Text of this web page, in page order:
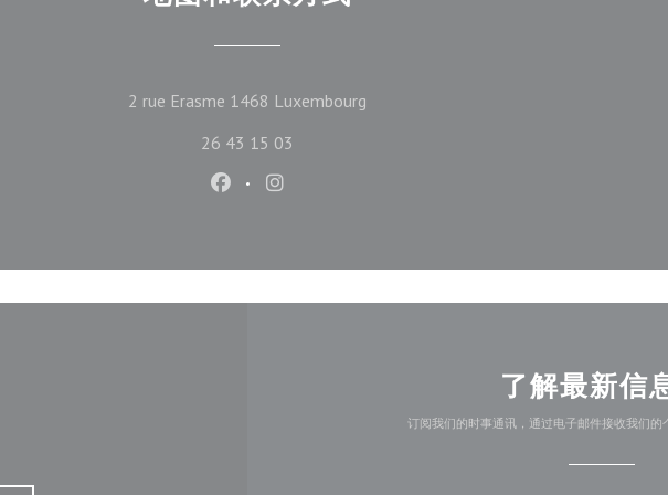
2 rue Erasme 1468 Luxembourg
26 43 15 03
Facebook ((在新窗口中打开))
Instagram ((在新窗口中打开))
了解最新信
订阅我们的时事通讯，通过电子邮件接收我们的